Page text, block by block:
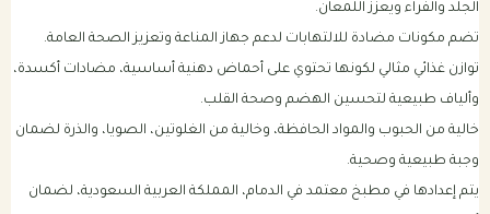
الجلد والفراء ويعزز اللمعان.
تضم مكونات مضادة للالتهابات لدعم جهاز المناعة وتعزيز الصحة العامة.
توازن غذائي مثالي لكونها تحتوي على أحماض دهنية أساسية، مضادات أكسدة،
وألياف طبيعية لتحسين الهضم وصحة القلب.
خالية من الحبوب والمواد الحافظة، وخالية من الغلوتين، الصويا، والذرة لضمان
وجبة طبيعية وصحية.
يتم إعدادها في مطبخ معتمد في الدمام، المملكة العربية السعودية، لضمان